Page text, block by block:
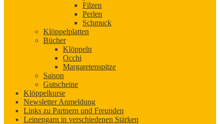
Filzen
Perlen
Schmuck
Klöppelplatten
Bücher
Klöppeln
Occhi
Margaretenspitze
Saison
Gutscheine
Klöppelkurse
Newsletter Anmeldung
Links zu Partnern und Freunden
Leinengarn in verschiedenen Stärken